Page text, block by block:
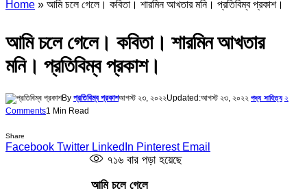
Home » আমি চলে গেলে। কবিতা। শারমিন আখতার মনি। প্রতিবিম্ব প্রকাশ।
আমি চলে গেলে। কবিতা। শারমিন আখতার
মনি। প্রতিবিম্ব প্রকাশ।
By প্রতিবিম্ব প্রকাশআগস্ট ২৩, ২০২২Updated:আগস্ট ২৩, ২০২২ পদ্য সাহিত্য ২
Comments1 Min Read
Share
Facebook Twitter LinkedIn Pinterest Email
৭১৬ বার পড়া হয়েছে
আমি চলে গেলে